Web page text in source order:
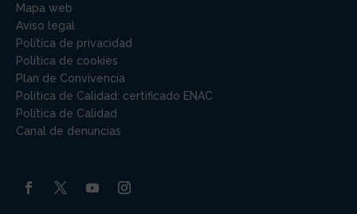
Mapa web
Aviso legal
Política de privacidad
Política de cookies
Plan de Convivencia
Politica de Calidad: certificado ENAC
Política de Calidad
Canal de denuncias